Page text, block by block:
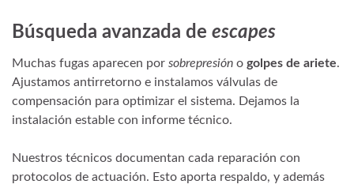
Búsqueda avanzada de escapes
Muchas fugas aparecen por sobrepresión o golpes de ariete.
Ajustamos antirretorno e instalamos válvulas de
compensación para optimizar el sistema. Dejamos la
instalación estable con informe técnico.
Nuestros técnicos documentan cada reparación con
protocolos de actuación. Esto aporta respaldo, y además